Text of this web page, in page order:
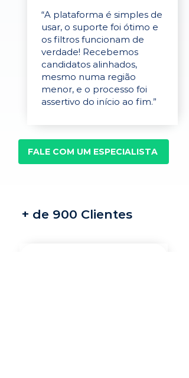
“A plataforma é simples de
usar, o suporte foi ótimo e
os filtros funcionam de
verdade! Recebemos
candidatos alinhados,
mesmo numa região
menor, e o processo foi
assertivo do início ao fim.”
FALE COM UM ESPECIALISTA
+ de 900 Clientes